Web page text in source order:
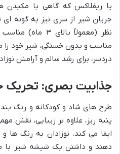
یا ریفلاکس که گاهی با مکیدن
جریان شیر از سری نیز به گونه
نظر (معمولاً
مناسب و بدون خستگی، شیر خود را
دردسر، برای رشد سالم و آرامش
جذابیت بصری: تحریک
طرح های شاد و کودکانه و رنگ
پنبه ریز، علاوه بر زیبایی، نقش
ایفا می کند. نوزادان به رنگ
دهند و داشتن یک شیشه شیر با